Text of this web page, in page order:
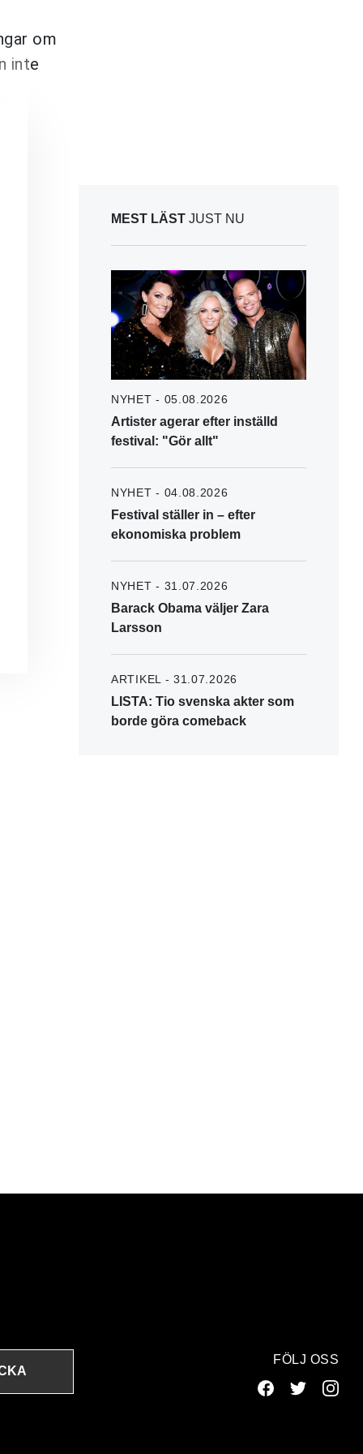
om
inte
MEST LÄST JUST NU
NYHET - 05.08.2026
Artister agerar efter inställd
festival: "Gör allt"
NYHET - 04.08.2026
Festival ställer in – efter
ekonomiska problem
NYHET - 31.07.2026
Barack Obama väljer Zara
Larsson
ARTIKEL - 31.07.2026
LISTA: Tio svenska akter som
borde göra comeback
FÖLJ OSS